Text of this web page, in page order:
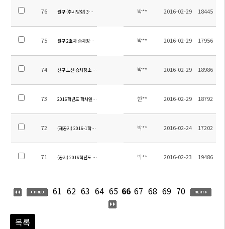
76 원구 (후시방향) 3호차 승차장소 안내 박** 2016-02-29 18445
75 원구 2호차 승차장소 안내 박** 2016-02-29 17956
74 신구 노선 승차장소 안내 박** 2016-02-29 18986
73 2016학년도 학사일정 안내 한** 2016-02-29 18792
72 (재공지) 2016-1학기 버스노선 재공지 박** 2016-02-24 17202
71 (공지) 2016학년도 1학기 버스노선 공지 박** 2016-02-23 19486
61 62 63 64 65 66 67 68 69 70
목록